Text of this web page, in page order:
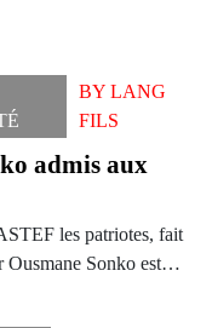
BYLANG
FILS
admis aux
les patriotes, fait
Ousmane Sonko est…